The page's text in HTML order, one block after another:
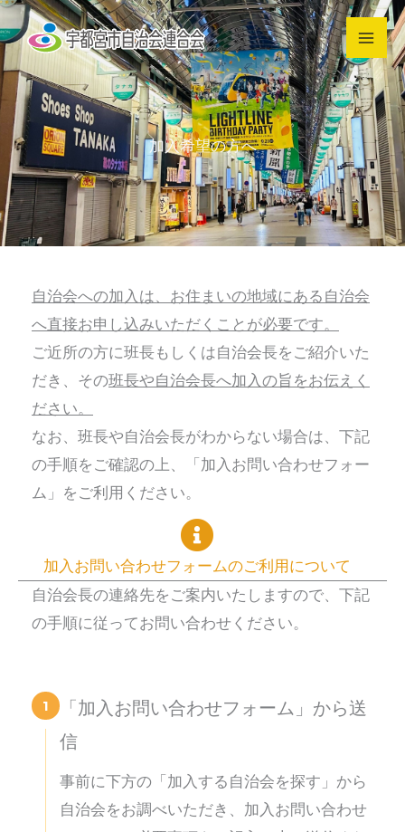
内
容
を
ス
キ
ッ
プ
加入希望の方へ
自治会への加入は、お住まいの地域にある自治会
へ直接お申し込みいただくことが必要です。
ご近所の方に班長もしくは自治会長をご紹介いた
だき、その班長や自治会長へ加入の旨をお伝えく
ださい。
なお、班長や自治会長がわからない場合は、下記
の手順をご確認の上、「加入お問い合わせフォー
ム」をご利用ください。
加入お問い合わせフォームのご利用について
自治会長の連絡先をご案内いたしますので、下記
の手順に従ってお問い合わせください。
1
「加入お問い合わせフォーム」から送
信
事前に下方の「加入する自治会を探す」から
自治会をお調べいただき、加入お問い合わせ